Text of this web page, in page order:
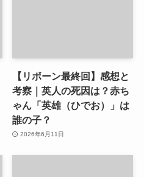
【リボーン最終回】感想と
考察｜英人の死因は？赤ち
ゃん「英雄（ひでお）」は
誰の子？
2026年6月11日